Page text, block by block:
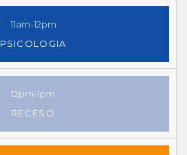
11am-12pm
PSICOLOGIA
12pm-1pm
RECESO